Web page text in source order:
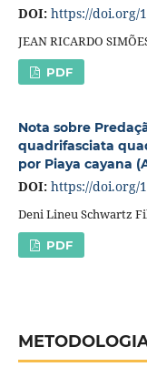
DOI: https://doi.org/
JEAN RICARDO
PDF
Nota sobre
quadrifasciata
por Piaya cayana
DOI: https://doi.org/
Deni Lineu Schwartz
PDF